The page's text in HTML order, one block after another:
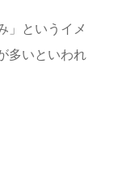
」というイメ
多いといわれ